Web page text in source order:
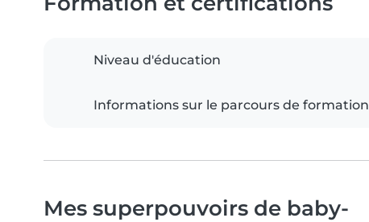
Niveau d'éducation
Informations sur le parcours de formation
Mes superpouvoirs de baby-